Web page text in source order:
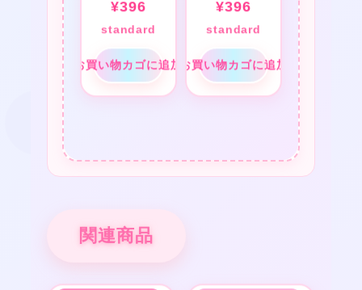
¥396
standard
お買い物カゴに追加
¥396
standard
お買い物カゴに追加
関連商品